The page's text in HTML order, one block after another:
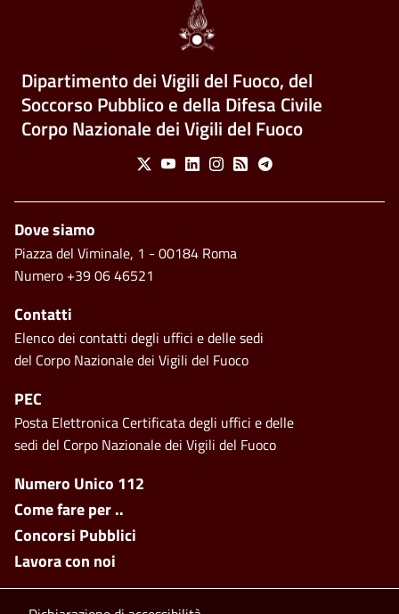
Dipartimento dei Vigili del Fuoco, del
Soccorso Pubblico e della Difesa Civile
Corpo Nazionale dei Vigili del Fuoco
Social Menu
X YoutubeLinkedinInstagram
Feed Telegram
Footer side menu
Numero Unico 112
Come fare per ..
Concorsi Pubblici
Lavora con noi
Piè di pagina
Dove siamo
Piazza del Viminale, 1 - 00184 Roma
Numero +39 06 46521
Contatti
Elenco dei contatti degli uffici e delle sedi
del Corpo Nazionale dei Vigili del Fuoco
PEC
Posta Elettronica Certificata degli uffici e delle
sedi del Corpo Nazionale dei Vigili del Fuoco